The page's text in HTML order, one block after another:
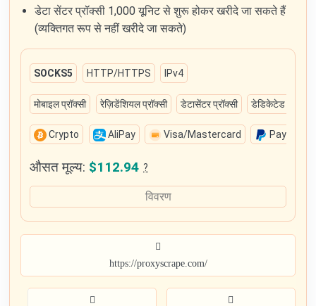
डेटा सेंटर प्रॉक्सी 1,000 यूनिट से शुरू होकर खरीदे जा सकते हैं
(व्यक्तिगत रूप से नहीं खरीदे जा सकते)
SOCKS5 HTTP/HTTPS IPv4
मोबाइल प्रॉक्सी रेज़िडेंशियल प्रॉक्सी डेटासेंटर प्रॉक्सी डेडिकेटेड डेटासेंटर
Crypto AliPay Visa/Mastercard PayPal
औसत मूल्य: $112.94 ?
विवरण
https://proxyscrape.com/